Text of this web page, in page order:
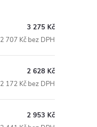
3 275 Kč
2 707 Kč bez DPH
2 628 Kč
2 172 Kč bez DPH
2 953 Kč